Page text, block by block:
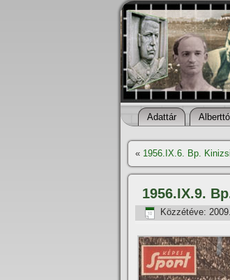
Adattár
« 1956.IX.6. Bp.
1956.IX.9.
Közzétéve: